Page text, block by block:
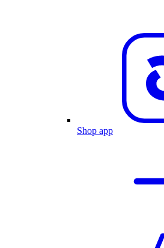
Shop app